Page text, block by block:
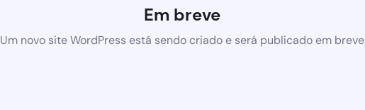
Em breve
Um novo site WordPress está sendo criado e será publicado em breve